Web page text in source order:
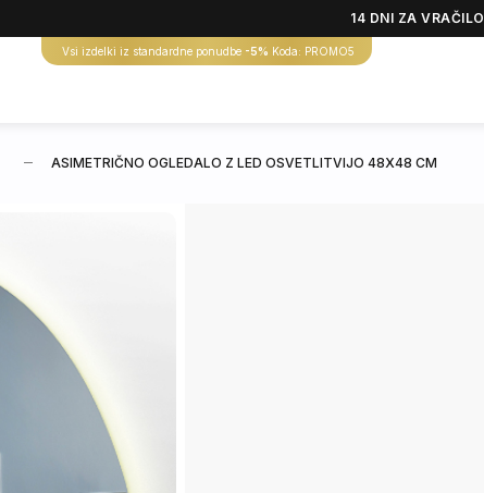
14 DNI ZA VRAČILO
Vsi izdelki iz standardne ponudbe -5% Koda: PROMO5
ASIMETRIČNO OGLEDALO Z LED OSVETLITVIJO 48X48 CM